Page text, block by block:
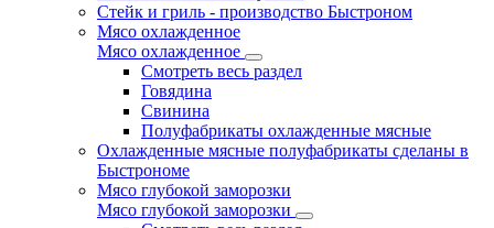
Стейк и гриль - производство Быстроном
Мясо охлажденное
Мясо охлажденное
Смотреть весь раздел
Говядина
Свинина
Полуфабрикаты охлажденные мясные
Охлажденные мясные полуфабрикаты сделаны в
Быстрономе
Мясо глубокой заморозки
Мясо глубокой заморозки